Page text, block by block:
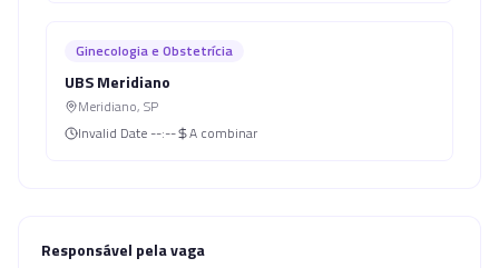
Ginecologia e Obstetrícia
UBS Meridiano
Meridiano, SP
Invalid Date --:-- A combinar
Responsável pela vaga